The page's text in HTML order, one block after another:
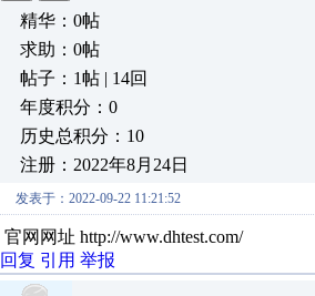
精华：0帖
求助：0帖
帖子：1帖 | 14回
年度积分：0
历史总积分：10
注册：2022年8月24日
发表于：2022-09-22 11:21:52
官网网址 http://www.dhtest.com/
回复 引用 举报